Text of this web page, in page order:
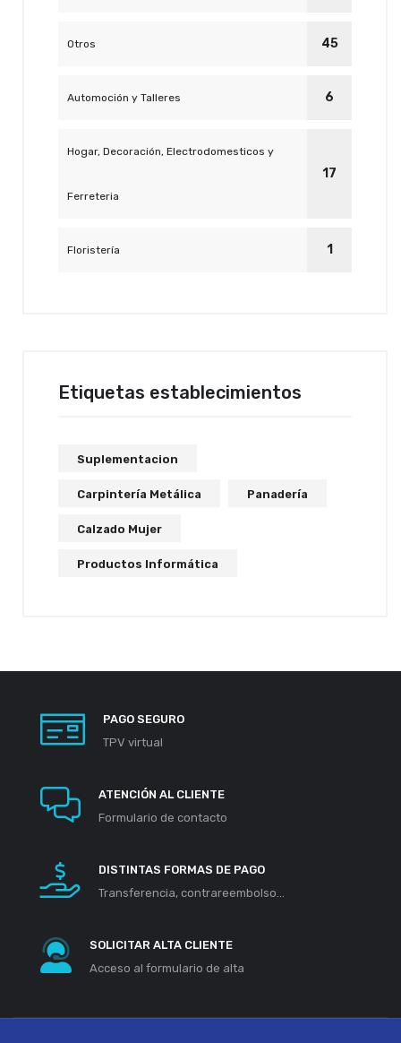
Otros 45
Automoción y Talleres 6
Hogar, Decoración, Electrodomesticos y
Ferreteria
17
Floristería 1
Etiquetas establecimientos
Suplementacion
Carpintería Metálica Panadería
Calzado Mujer
Productos Informática
PAGO SEGURO
TPV virtual
ATENCIÓN AL CLIENTE
Formulario de contacto
DISTINTAS FORMAS DE PAGO
Transferencia, contrareembolso...
SOLICITAR ALTA CLIENTE
Acceso al formulario de alta